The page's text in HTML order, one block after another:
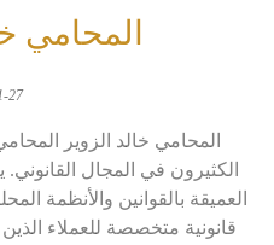
المحامي
27
المحامي خالد الزوير
الكثيرون في المجال القانوني.
العميقة بالقوانين والأنظمة
قانونية متخصصة للعملاء